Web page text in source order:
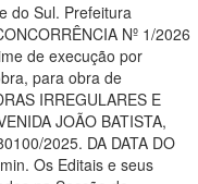
do Sul. Prefeitura
Nº 1/2026
de execução por
para obra de
IRREGULARES E
JOÃO BATISTA,
2025. DA DATA DO
Os Editais e seus